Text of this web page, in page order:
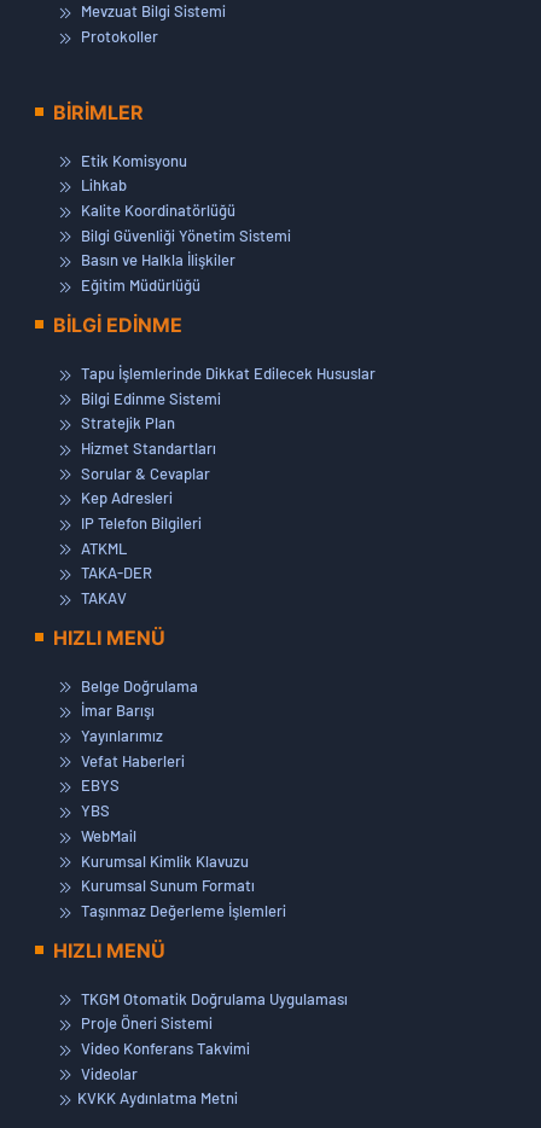
Mevzuat Bilgi Sistemi
Protokoller
BİRİMLER
Etik Komisyonu
Lihkab
Kalite Koordinatörlüğü
Bilgi Güvenliği Yönetim Sistemi
Basın ve Halkla İlişkiler
Eğitim Müdürlüğü
BİLGİ EDİNME
Tapu İşlemlerinde Dikkat Edilecek Hususlar
Bilgi Edinme Sistemi
Stratejik Plan
Hizmet Standartları
Sorular & Cevaplar
Kep Adresleri
IP Telefon Bilgileri
ATKML
TAKA-DER
TAKAV
HIZLI MENÜ
Belge Doğrulama
İmar Barışı
Yayınlarımız
Vefat Haberleri
EBYS
YBS
WebMail
Kurumsal Kimlik Klavuzu
Kurumsal Sunum Formatı
Taşınmaz Değerleme İşlemleri
HIZLI MENÜ
TKGM Otomatik Doğrulama Uygulaması
Proje Öneri Sistemi
Video Konferans Takvimi
Videolar
KVKK Aydınlatma Metni